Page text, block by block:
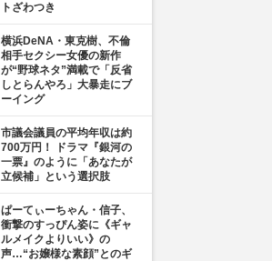
トざわつき
横浜DeNA・東克樹、不倫
相手セクシー女優の新作
が“野球ネタ”満載で「反省
しとらんやろ」大暴走にブ
ーイング
市議会議員の平均年収は約
700万円！ ドラマ『銀河の
一票』のように「あなたが
立候補」という選択肢
ぱーてぃーちゃん・信子、
衝撃のすっぴん姿に《ギャ
ルメイクよりいい》の
声…“お嬢様な素顔”とのギ